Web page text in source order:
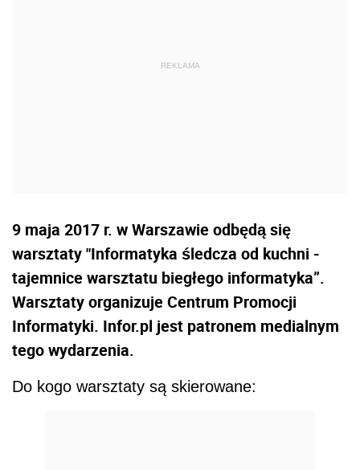
9 maja 2017 r. w Warszawie odbędą się
warsztaty "Informatyka śledcza od kuchni -
tajemnice warsztatu biegłego informatyka”.
Warsztaty organizuje Centrum Promocji
Informatyki. Infor.pl jest patronem medialnym
tego wydarzenia.
Do kogo warsztaty są skierowane: